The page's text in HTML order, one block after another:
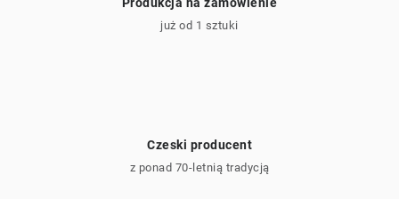
już od 1 sztuki
Czeski producent
z ponad 70-letnią tradycją